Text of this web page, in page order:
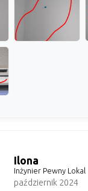
Ilona
Inżynier Pewny Lokal
październik 2024